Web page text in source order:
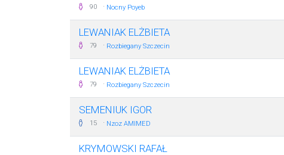
90 · Nocny Poyeb
LEWANIAK ELŻBIETA
79 · Rozbiegany Szczecin
LEWANIAK ELŻBIETA
79 · Rozbiegany Szczecin
SEMENIUK IGOR
15 · Nzoz AMIMED
KRYMOWSKI RAFAŁ